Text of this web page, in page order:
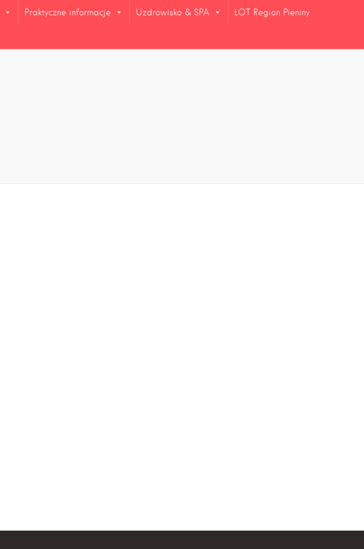
Praktyczne informacje Uzdrowisko & SPA LOT Region Pieniny